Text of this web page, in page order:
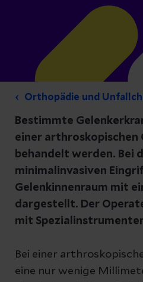
Orthopädie und
Bestimmte
einer arthroskopischen
behandelt werden. Bei
minimalinvasiven
Gelenkinnenraum mit
dargestellt. Der
mit
Bei einer
eine nur wenige